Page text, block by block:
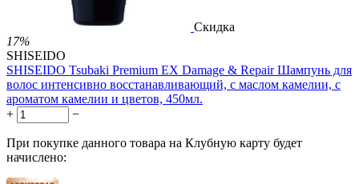
Скидка
17%
SHISEIDO
SHISEIDO Tsubaki Premium EX Damage & Repair Шампунь для
волос интенсивно восстанавливающий, с маслом камелии, с
ароматом камелии и цветов, 450мл.
+
−
При покупке данного товара на Клубную карту будет
начислено: